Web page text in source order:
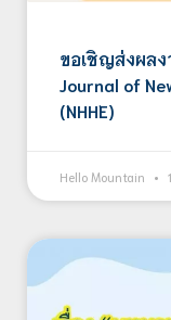
ขอเชิญส่งผล
Journal of
(NHHE)
Hello Mountain